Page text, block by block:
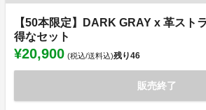
【50本限定】DARK GRAY x 革スト
得なセット
¥20,900 (税込/送料込)残り46
販売終了